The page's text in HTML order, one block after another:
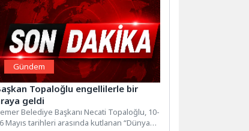
Gündem
Topaloğlu engellilerle bir
geldi
Belediye Başkanı Necati Topaloğlu, 10-
Mayıs tarihleri arasında kutlanan “Dünya